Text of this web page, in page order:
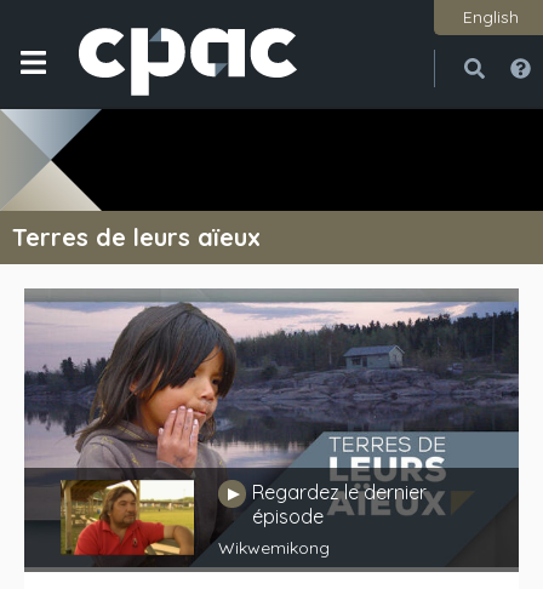
English
Terres de leurs aïeux
JouerRegardez le dernier
épisode
Wikwemikong